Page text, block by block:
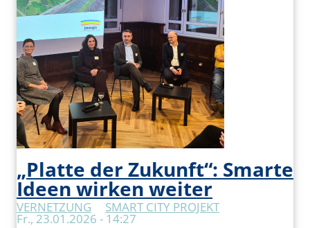
„Platte der Zukunft“: Smarte
Ideen wirken weiter
VERNETZUNG SMART CITY PROJEKT
Fr., 23.01.2026 - 14:27